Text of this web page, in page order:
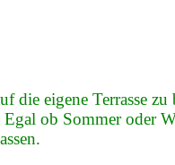
die eigene Terrasse
ob Sommer oder